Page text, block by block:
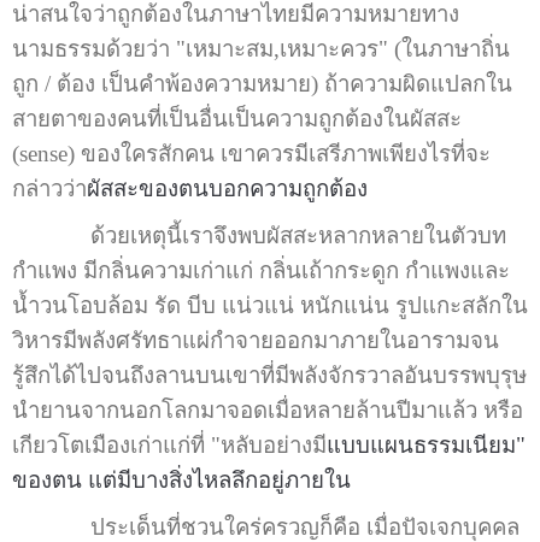
น่าสนใจว่าถูกต้องในภาษาไทยมีความหมายทาง
นามธรรมด้วยว่า "เหมาะสม,เหมาะควร" (ในภาษาถิ่น
ถูก / ต้อง เป็นคำพ้องความหมาย) ถ้าความผิดแปลกใน
สายตาของคนที่เป็นอื่นเป็นความถูกต้องในผัสสะ
(sense) ของใครสักคน เขาควรมีเสรีภาพเพียงไรที่จะ
กล่าวว่าผัสสะของตนบอกความถูกต้อง
ด้วยเหตุนี้เราจึงพบผัสสะหลากหลายในตัวบท
กำแพง มีกลิ่นความเก่าแก่ กลิ่นเถ้ากระดูก กำแพงและ
น้ำวนโอบล้อม รัด บีบ แน่วแน่ หนักแน่น รูปแกะสลักใน
วิหารมีพลังศรัทธาแผ่กำจายออกมาภายในอารามจน
รู้สึกได้ไปจนถึงลานบนเขาที่มีพลังจักรวาลอันบรรพบุรุษ
นำยานจากนอกโลกมาจอดเมื่อหลายล้านปีมาแล้ว หรือ
เกียวโตเมืองเก่าแก่ที่ "หลับอย่างมีแบบแผนธรรมเนียม"
ของตน แต่มีบางสิ่งไหลลึกอยู่ภายใน
ประเด็นที่ชวนใคร่ครวญก็คือ เมื่อปัจเจกบุคคล